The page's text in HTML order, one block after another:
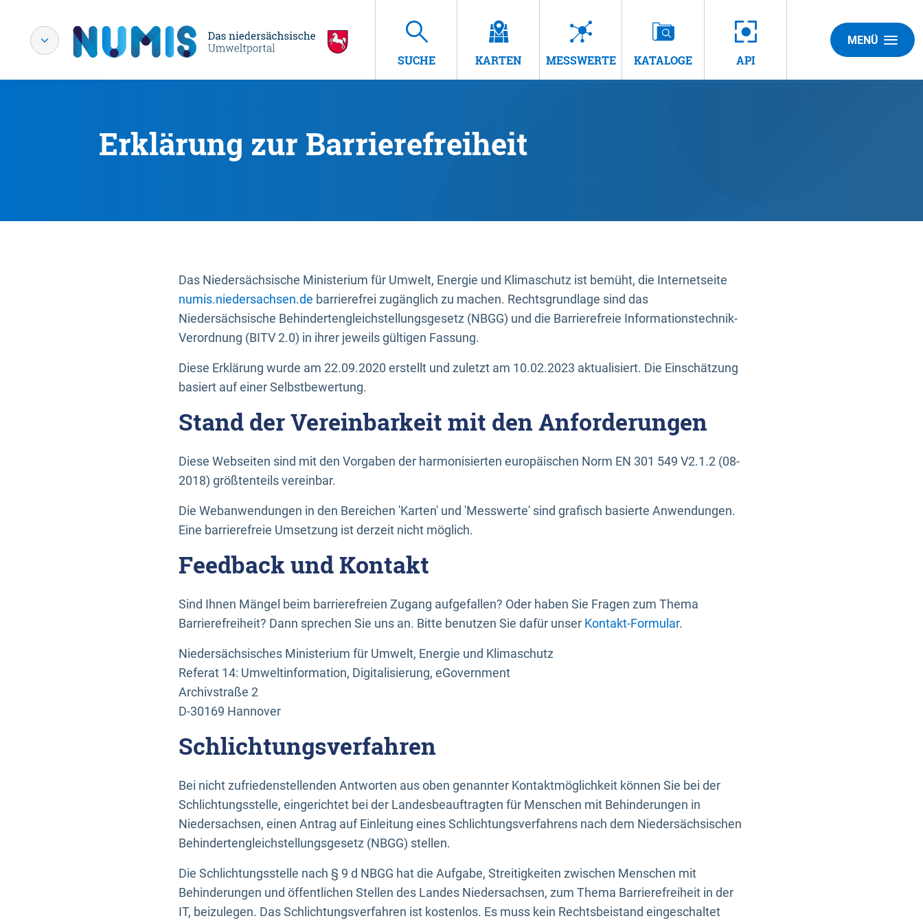
SUCHE KARTEN MESSWERTE KATALOGE API
MENÜ
Erklärung zur Barrierefreiheit
Das Niedersächsische Ministerium für Umwelt, Energie und Klimaschutz ist bemüht, die Internetseite
numis.niedersachsen.de barrierefrei zugänglich zu machen. Rechtsgrundlage sind das
Niedersächsische Behindertengleichstellungsgesetz (NBGG) und die Barrierefreie Informationstechnik-
Verordnung (BITV 2.0) in ihrer jeweils gültigen Fassung.
Diese Erklärung wurde am 22.09.2020 erstellt und zuletzt am 10.02.2023 aktualisiert. Die Einschätzung
basiert auf einer Selbstbewertung.
Stand der Vereinbarkeit mit den Anforderungen
Diese Webseiten sind mit den Vorgaben der harmonisierten europäischen Norm EN 301 549 V2.1.2 (08-
2018) größtenteils vereinbar.
Die Webanwendungen in den Bereichen 'Karten' und 'Messwerte' sind grafisch basierte Anwendungen.
Eine barrierefreie Umsetzung ist derzeit nicht möglich.
Feedback und Kontakt
Sind Ihnen Mängel beim barrierefreien Zugang aufgefallen? Oder haben Sie Fragen zum Thema
Barrierefreiheit? Dann sprechen Sie uns an. Bitte benutzen Sie dafür unser Kontakt-Formular.
Niedersächsisches Ministerium für Umwelt, Energie und Klimaschutz
Referat 14: Umweltinformation, Digitalisierung, eGovernment
Archivstraße 2
D-30169 Hannover
Schlichtungsverfahren
Bei nicht zufriedenstellenden Antworten aus oben genannter Kontaktmöglichkeit können Sie bei der
Schlichtungsstelle, eingerichtet bei der Landesbeauftragten für Menschen mit Behinderungen in
Niedersachsen, einen Antrag auf Einleitung eines Schlichtungsverfahrens nach dem Niedersächsischen
Behindertengleichstellungsgesetz (NBGG) stellen.
Die Schlichtungsstelle nach § 9 d NBGG hat die Aufgabe, Streitigkeiten zwischen Menschen mit
Behinderungen und öffentlichen Stellen des Landes Niedersachsen, zum Thema Barrierefreiheit in der
IT, beizulegen. Das Schlichtungsverfahren ist kostenlos. Es muss kein Rechtsbeistand eingeschaltet